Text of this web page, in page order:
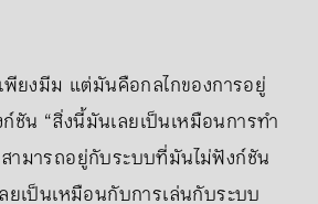
พียงมีม แต่มันคือกลไกของการอยู่
ชัน “สิ่งนี้มันเลยเป็นเหมือนการทำ
สามารถอยู่กับระบบที่มันไม่ฟังก์ชัน
ยเป็นเหมือนกับการเล่นกับระบบ